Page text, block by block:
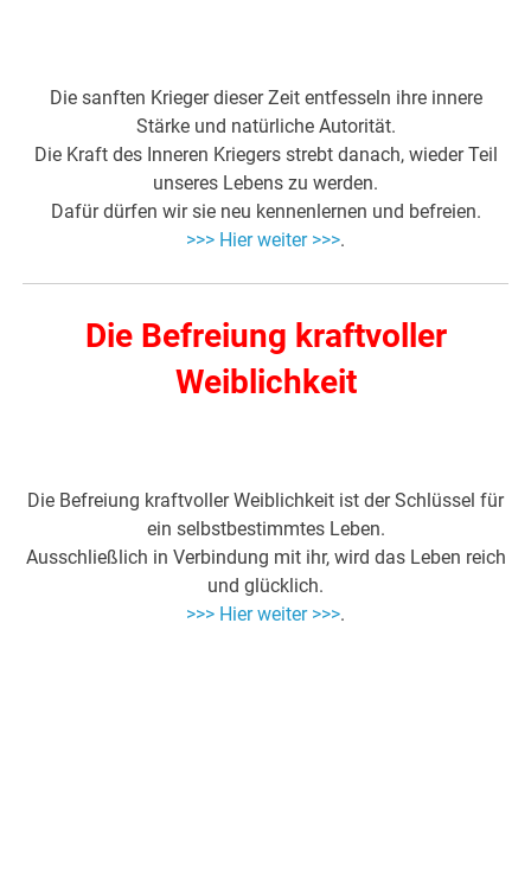
Die sanften Krieger dieser Zeit entfesseln ihre innere
Stärke und natürliche Autorität.
Die Kraft des Inneren Kriegers strebt danach, wieder Teil
unseres Lebens zu werden.
Dafür dürfen wir sie neu kennenlernen und befreien.
>>> Hier weiter >>>.
Die Befreiung kraftvoller
Weiblichkeit
Die Befreiung kraftvoller Weiblichkeit ist der Schlüssel für
ein selbstbestimmtes Leben.
Ausschließlich in Verbindung mit ihr, wird das Leben reich
und glücklich.
>>> Hier weiter >>>.